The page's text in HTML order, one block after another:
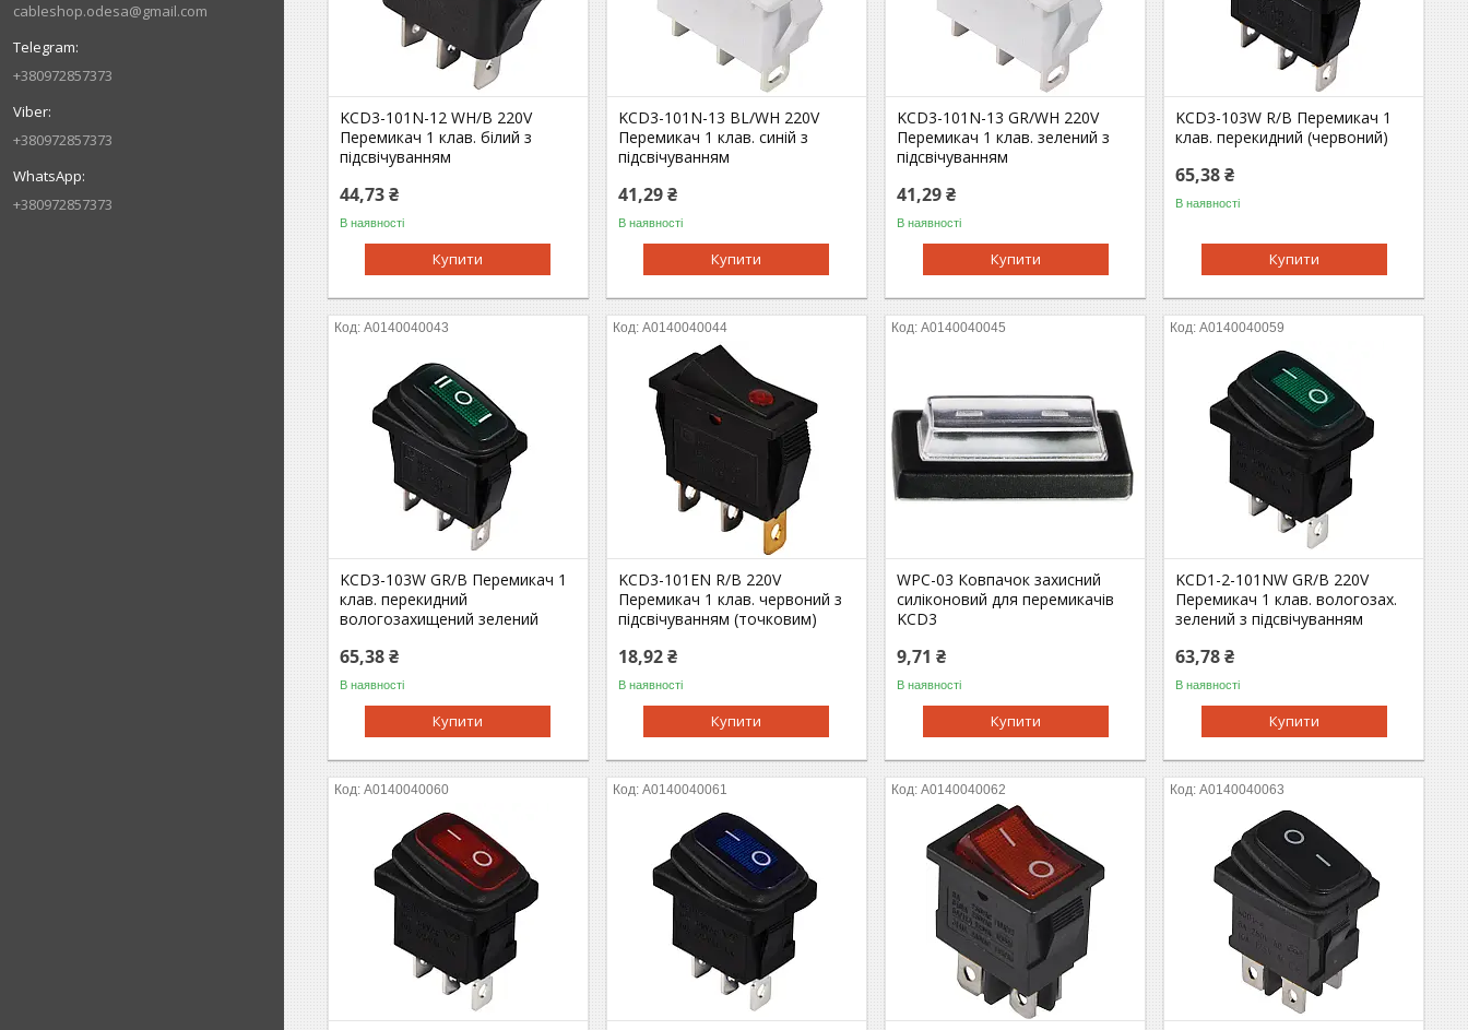
cableshop.odesa@gmail.com
+380972857373
+380972857373
+380972857373
KCD3-101N-12 WH/B 220V
Перемикач 1 клав. білий з
підсвічуванням
44,73 ₴
В наявності
Купити
KCD3-101N-13 BL/WH 220V
Перемикач 1 клав. синій з
підсвічуванням
41,29 ₴
В наявності
Купити
KCD3-101N-13 GR/WH 220V
Перемикач 1 клав. зелений з
підсвічуванням
41,29 ₴
В наявності
Купити
KCD3-103W R/B Перемикач 1
клав. перекидний (червоний)
65,38 ₴
В наявності
Купити
A0140040043
KCD3-103W GR/B Перемикач 1
клав. перекидний
вологозахищений зелений
65,38 ₴
В наявності
Купити
A0140040044
KCD3-101EN R/B 220V
Перемикач 1 клав. червоний з
підсвічуванням (точковим)
18,92 ₴
В наявності
Купити
A0140040045
WPC-03 Ковпачок захисний
силіконовий для перемикачів
KCD3
9,71 ₴
В наявності
Купити
A0140040059
KCD1-2-101NW GR/B 220V
Перемикач 1 клав. вологозах.
зелений з підсвічуванням
63,78 ₴
В наявності
Купити
A0140040060 A0140040061 A0140040062 A0140040063